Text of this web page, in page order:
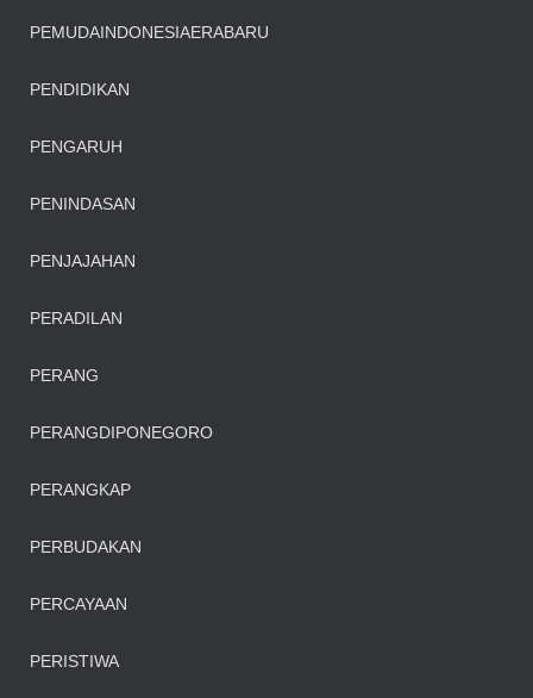
PEMUDAINDONESIAERABARU
PENDIDIKAN
PENGARUH
PENINDASAN
PENJAJAHAN
PERADILAN
PERANG
PERANGDIPONEGORO
PERANGKAP
PERBUDAKAN
PERCAYAAN
PERISTIWA